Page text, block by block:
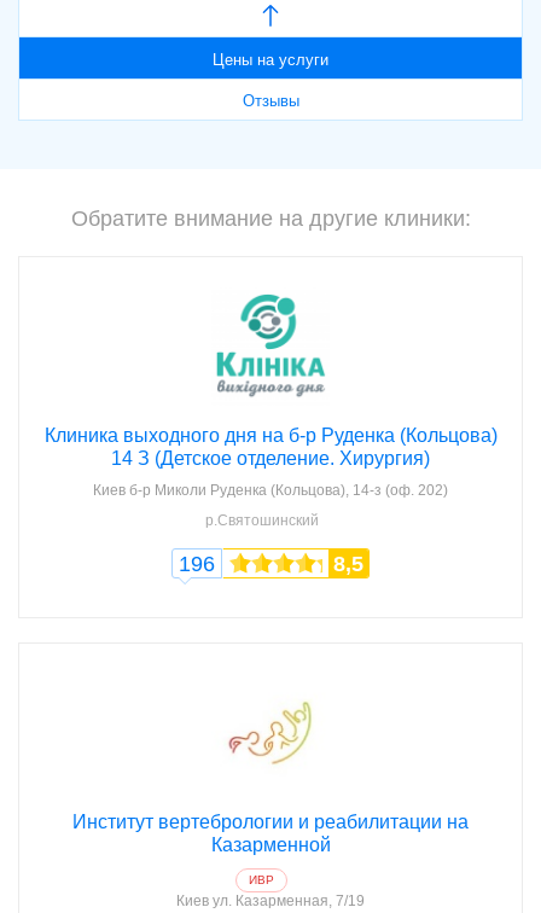
Цены на услуги
Отзывы
Обратите внимание на другие клиники:
Клиника выходного дня на б-р Руденка (Кольцова)
14 З (Детское отделение. Хирургия)
Киев б-р Миколи Руденка (Кольцова), 14-з (оф. 202)
р.Святошинский
196 8,5
Институт вертебрологии и реабилитации на
Казарменной
ИВР
Киев ул. Казарменная, 7/19